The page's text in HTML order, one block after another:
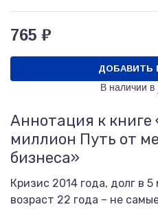
765 ₽
ДОБАВИТЬ
В наличии в
Аннотация к книге
миллион Путь от
бизнеса»
Кризис 2014 года, долг в
возраст 22 года – не